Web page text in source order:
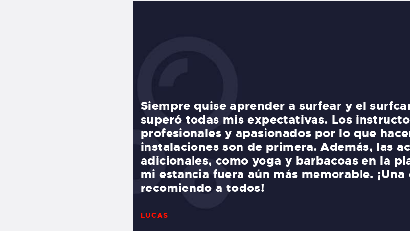
Siempre quise aprender a surfear y el
superó todas mis expectativas. Los
profesionales y apasionados por lo que
instalaciones son de primera. Además, las
adicionales, como yoga y barbacoas en la
mi estancia fuera aún más memorable.
recomiendo a todos!
LUCAS